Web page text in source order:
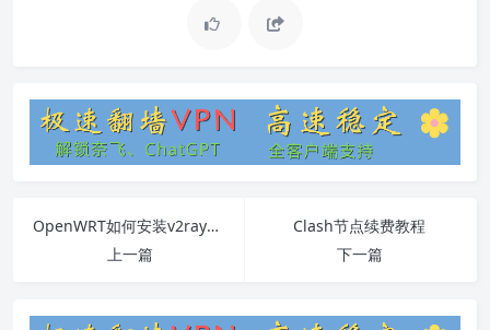
OpenWRT如何安装v2ray插件
上一篇
Clash节点续费教程
下一篇